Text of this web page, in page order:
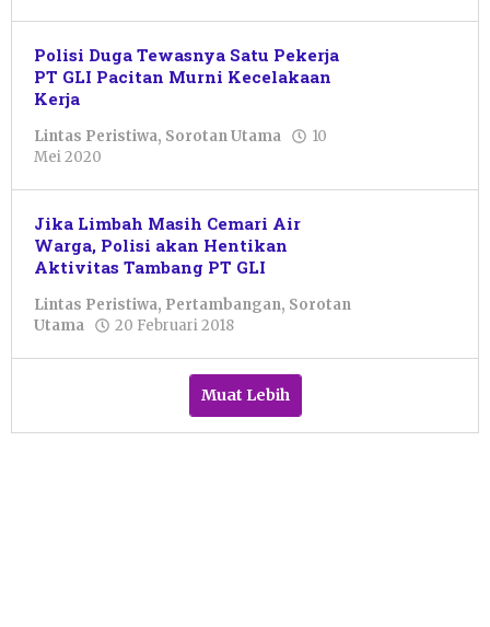
Polisi Duga Tewasnya Satu Pekerja
PT GLI Pacitan Murni Kecelakaan
Kerja
Lintas Peristiwa, Sorotan Utama
10
Mei 2020
Jika Limbah Masih Cemari Air
Warga, Polisi akan Hentikan
Aktivitas Tambang PT GLI
Lintas Peristiwa, Pertambangan, Sorotan
Utama
20 Februari 2018
Muat Lebih